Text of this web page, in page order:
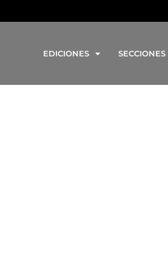
EDICIONES SECCIONES